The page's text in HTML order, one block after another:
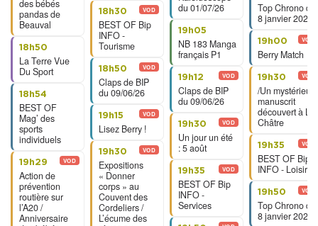
des bébés
pandas de
Beauval
18h50
La Terre Vue
Du Sport
18h54
BEST OF
Mag’ des
sports
individuels
19h29
Action de
prévention
routière sur
l’A20 /
Anniversaire
VOD
18h30
BEST OF Bip
INFO -
Tourisme
VOD
18h50
Claps de BIP
du 09/06/26
VOD
19h15
Lisez Berry !
VOD
19h30
Expositions
« Donner
corps » au
Couvent des
Cordeliers /
L’écume des
VOD
du 01/07/26
19h05
NB 183 Manga
français P1
19h12
Claps de BIP
du 09/06/26
VOD
19h30
Un jour un été
: 5 août
VOD
19h35
BEST OF Bip
INFO -
Services
VOD
Top Chrono du
8 janvier 2026
19h00
Berry Match
VOD
19h30
/Un mystérieux
manuscrit
découvert à La
Châtre
VOD
19h35
BEST OF Bip
INFO - Loisirs
VOD
19h50
Top Chrono du
8 janvier 2026
VOD